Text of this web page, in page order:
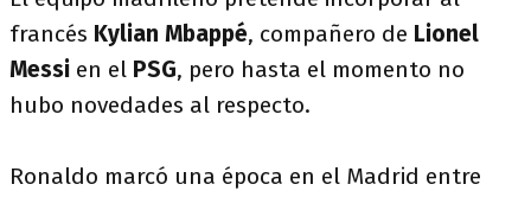
francés Kylian Mbappé, compañero de Lionel
Messi en el PSG, pero hasta el momento no
hubo novedades al respecto.
Ronaldo marcó una época en el Madrid entre